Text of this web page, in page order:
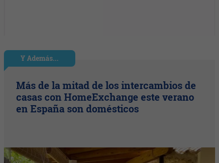
Y Además...
Más de la mitad de los intercambios de
casas con HomeExchange este verano
en España son domésticos